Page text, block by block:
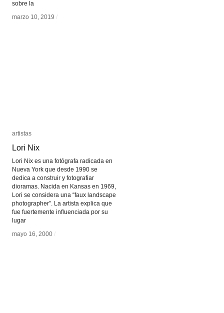
sobre la
marzo 10, 2019 /
marzo 10, 2019 /
artistas
Lori Nix
Lori Nix es una fotógrafa radicada en
Nueva York que desde 1990 se
dedica a construir y fotografiar
dioramas. Nacida en Kansas en 1969,
Lori se considera una “faux landscape
photographer”. La artista explica que
fue fuertemente influenciada por su
lugar
mayo 16, 2000 /
artistas
Lori Nix
mayo 16, 2000 /